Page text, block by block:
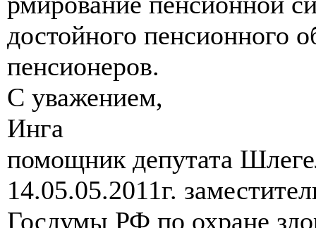
достойного пенсионного
пенсионеров.
С уважением,
Инга
помощник депутата
14.05.05.2011г.
Госдумы РФ по охране